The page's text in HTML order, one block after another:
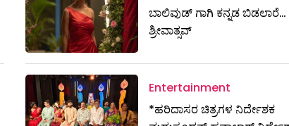
ಬಾಲಿವುಡ್ ಗಾಗಿ ಕನ್ನಡ ಬಿಡಲಾರೆ…
ಶ್ರೀವಾತ್ಸವ್
Entertainment
*ಹರಿದಾಸರ ಚಿತ್ರಗಳ ನಿರ್ದೇಶಕ